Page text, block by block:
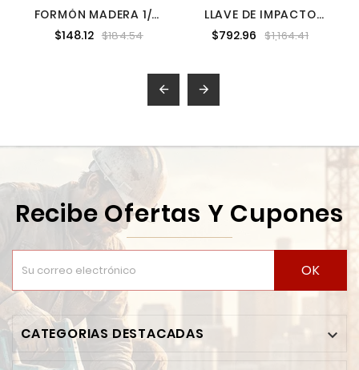
FORMÓN MADERA 1/2"
DINAGRIP STANLEY
16873
$148.12 $184.54
LLAVE DE IMPACTO
NEUMATICA CON 10
DADOS 1/2" HOTECHE
$792.96 $1,164.41
 
Recibe Ofertas Y Cupones
OK
CATEGORIAS DESTACADAS 